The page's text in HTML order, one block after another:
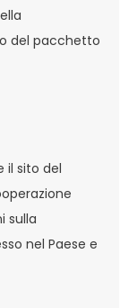
del pacchetto
il sito del
sulla
nel Paese e